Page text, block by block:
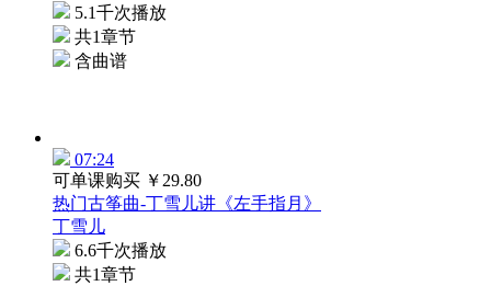
5.1千次播放
共1章节
含曲谱
07:24
可单课购买 ￥29.80
热门古筝曲-丁雪儿讲《左手指月》
丁雪儿
6.6千次播放
共1章节